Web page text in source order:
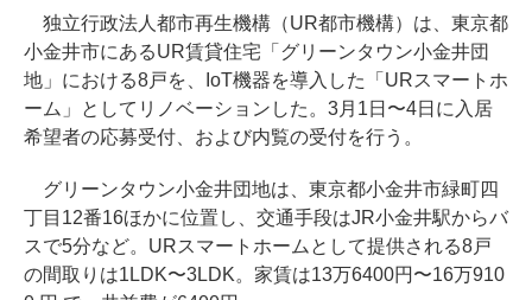
独立行政法人都市再生機構（UR都市機構）は、東京都
小金井市にあるUR賃貸住宅「グリーンタウン小金井団
地」における8戸を、IoT機器を導入した「URスマートホ
ーム」としてリノベーションした。3月1日〜4日に入居
希望者の応募受付、および内覧の受付を行う。
グリーンタウン小金井団地は、東京都小金井市緑町四
丁目12番16ほかに位置し、交通手段はJR小金井駅からバ
スで5分など。URスマートホームとして提供される8戸
の間取りは1LDK〜3LDK。家賃は13万6400円〜16万910